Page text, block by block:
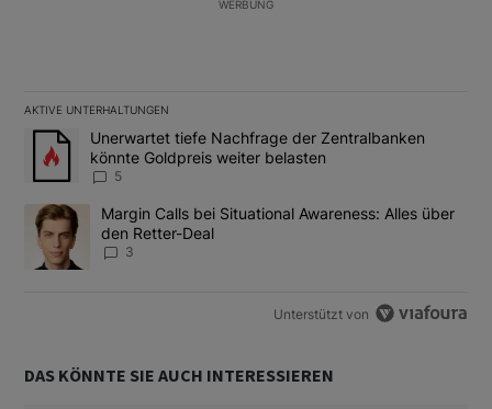
WERBUNG
AKTIVE UNTERHALTUNGEN
Das Folgende ist eine Liste der am meisten kommentierten
Ein Trendartikel mit dem Titel "Unerwartet tiefe Nachfrage der
Unerwartet tiefe Nachfrage der Zentralbanken
könnte Goldpreis weiter belasten
5
Ein Trendartikel mit dem Titel "Margin Calls bei Situational
Margin Calls bei Situational Awareness: Alles über
den Retter-Deal
3
Unterstützt von
DAS KÖNNTE SIE AUCH INTERESSIEREN